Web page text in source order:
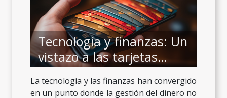
Tecnología y finanzas: Un
vistazo a las tarjetas
digitales para menores
La tecnología y las finanzas han convergido
en un punto donde la gestión del dinero no